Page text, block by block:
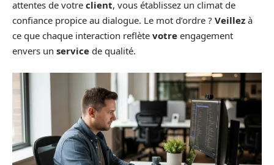
attentes de votre client, vous établissez un climat de
confiance propice au dialogue. Le mot d’ordre ? Veillez à
ce que chaque interaction reflète votre engagement
envers un service de qualité.